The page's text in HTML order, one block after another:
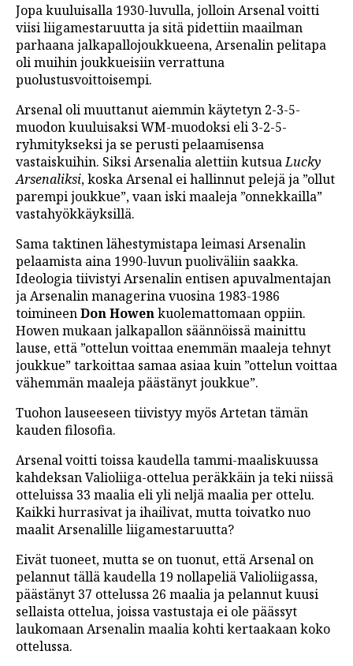
Jopa kuuluisalla 1930-luvulla, jolloin Arsenal voitti
viisi liigamestaruutta ja sitä pidettiin maailman
parhaana jalkapallojoukkueena, Arsenalin pelitapa
oli muihin joukkueisiin verrattuna
puolustusvoittoisempi.
Arsenal oli muuttanut aiemmin käytetyn 2-3-5-
muodon kuuluisaksi WM-muodoksi eli 3-2-5-
ryhmitykseksi ja se perusti pelaamisensa
vastaiskuihin. Siksi Arsenalia alettiin kutsuaLucky
Arsenaliksi, koska Arsenal ei hallinnut pelejä ja ”ollut
parempi joukkue”, vaan iski maaleja ”onnekkailla”
vastahyökkäyksillä.
Sama taktinen lähestymistapa leimasi Arsenalin
pelaamista aina 1990-luvun puoliväliin saakka.
Ideologia tiivistyi Arsenalin entisen apuvalmentajan
ja Arsenalin managerina vuosina 1983-1986
toimineenDon Howenkuolemattomaan oppiin.
Howen mukaan jalkapallon säännöissä mainittu
lause, että ”ottelun voittaa enemmän maaleja tehnyt
joukkue” tarkoittaa samaa asiaa kuin ”ottelun voittaa
vähemmän maaleja päästänyt joukkue”.
Tuohon lauseeseen tiivistyy myös Artetan tämän
kauden filosofia.
Arsenal voitti toissa kaudella tammi-maaliskuussa
kahdeksan Valioliiga-ottelua peräkkäin ja teki niissä
otteluissa 33 maalia eli yli neljä maalia per ottelu.
Kaikki hurrasivat ja ihailivat, mutta toivatko nuo
maalit Arsenalille liigamestaruutta?
Eivät tuoneet, mutta se on tuonut, että Arsenal on
pelannut tällä kaudella 19 nollapeliä Valioliigassa,
päästänyt 37 ottelussa 26 maalia ja pelannut kuusi
sellaista ottelua, joissa vastustaja ei ole päässyt
laukomaan Arsenalin maalia kohti kertaakaan koko
ottelussa.